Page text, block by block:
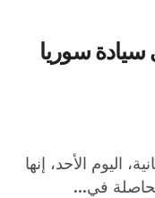
سيادة سوريا
في...